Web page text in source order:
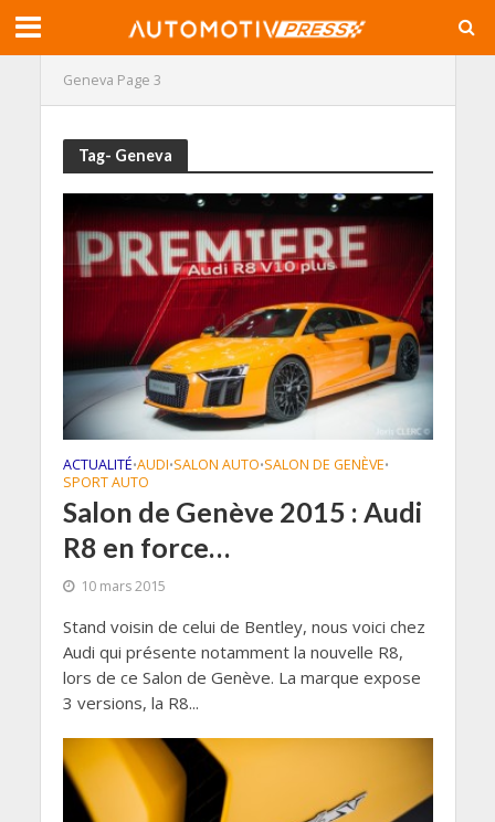
Geneva Page 3
Tag- Geneva
ACTUALITÉ•AUDI•SALON AUTO•SALON DE GENÈVE•
SPORT AUTO
Salon de Genève 2015 : Audi
R8 en force…
10 mars 2015
Stand voisin de celui de Bentley, nous voici chez
Audi qui présente notamment la nouvelle R8,
lors de ce Salon de Genève. La marque expose
3 versions, la R8...